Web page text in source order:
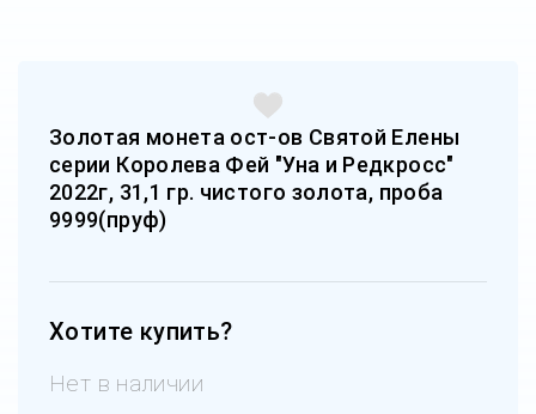
Золотая монета ост-ов Святой Елены
серии Королева Фей "Уна и Редкросс"
2022г, 31,1 гр. чистого золота, проба
9999(пруф)
Хотите купить?
Нет в наличии